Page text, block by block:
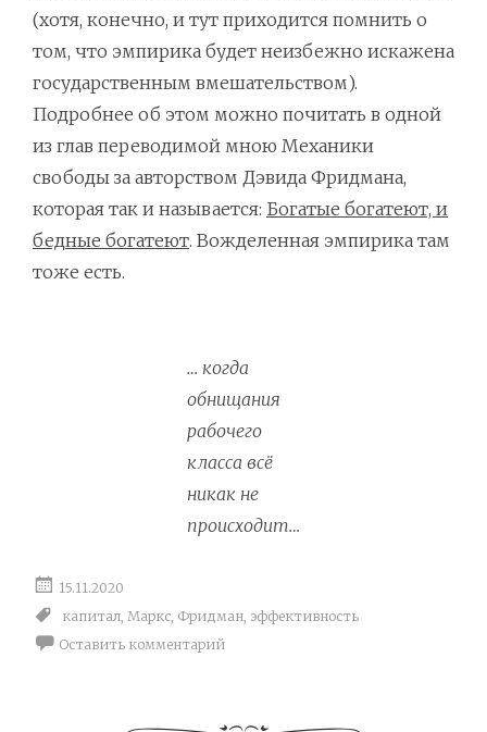
(хотя, конечно, и тут приходится помнить о
том, что эмпирика будет неизбежно искажена
государственным вмешательством).
Подробнее об этом можно почитать в одной
из глав переводимой мною Механики
свободы за авторством Дэвида Фридмана,
которая так и называется: Богатые богатеют, и
бедные богатеют. Вожделенная эмпирика там
тоже есть.
… когда
обнищания
рабочего
класса всё
никак не
происходит…
15.11.2020
капитал Маркс Фридман эффективность
Оставить комментарий